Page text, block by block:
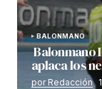
BALONMANO
Balonmano
aplaca los
por Redacción